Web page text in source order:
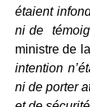
étaient
ni de
ministre de
intention
ni de porter